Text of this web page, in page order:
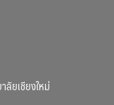
ลัยเชียงใหม่